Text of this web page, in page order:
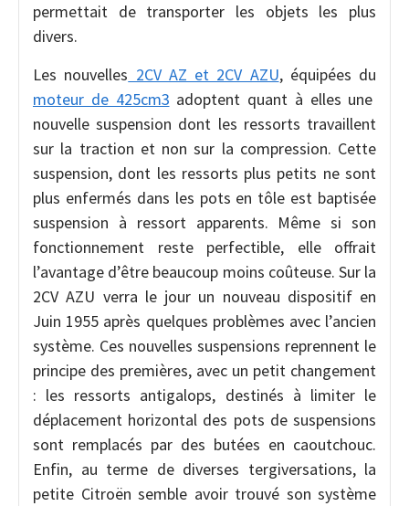
permettait de transporter les objets les plus
divers.
Les nouvelles 2CV AZ et 2CV AZU, équipées du
moteur de 425cm3 adoptent quant à elles une
nouvelle suspension dont les ressorts travaillent
sur la traction et non sur la compression. Cette
suspension, dont les ressorts plus petits ne sont
plus enfermés dans les pots en tôle est baptisée
suspension à ressort apparents. Même si son
fonctionnement reste perfectible, elle offrait
l’avantage d’être beaucoup moins coûteuse. Sur la
2CV AZU verra le jour un nouveau dispositif en
Juin 1955 après quelques problèmes avec l’ancien
système. Ces nouvelles suspensions reprennent le
principe des premières, avec un petit changement
: les ressorts antigalops, destinés à limiter le
déplacement horizontal des pots de suspensions
sont remplacés par des butées en caoutchouc.
Enfin, au terme de diverses tergiversations, la
petite Citroën semble avoir trouvé son système